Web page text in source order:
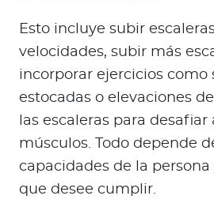
Esto incluye subir
velocidades, subir más
incorporar ejercicios como
estocadas o elevaciones
las escaleras para
músculos. Todo depende
capacidades de la
que desee cumplir.